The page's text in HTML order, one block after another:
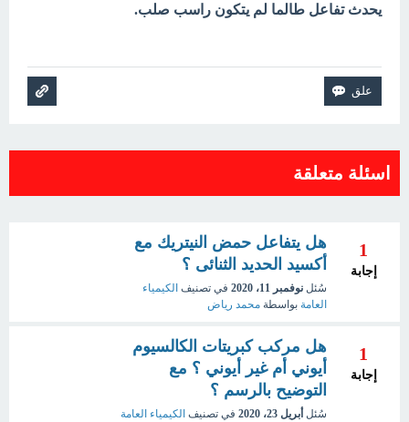
يحدث تفاعل طالما لم يتكون راسب صلب.
اسئلة متعلقة
1
إجابة
هل يتفاعل حمض النيتريك مع
أكسيد الحديد الثنائى ؟
سُئل نوفمبر 11، 2020 في تصنيف الكيمياء
العامة بواسطة محمد رياض
1
إجابة
هل مركب كبريتات الكالسيوم
أيوني أم غير أيوني ؟ مع
التوضيح بالرسم ؟
سُئل أبريل 23، 2020 في تصنيف الكيمياء العامة